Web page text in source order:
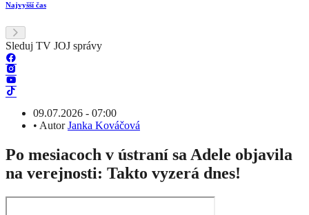
Najvyšší čas
Sleduj TV JOJ správy
09.07.2026 - 07:00
• AutorJanka Kováčová
Po mesiacoch v ústraní sa Adele objavila
na verejnosti: Takto vyzerá dnes!